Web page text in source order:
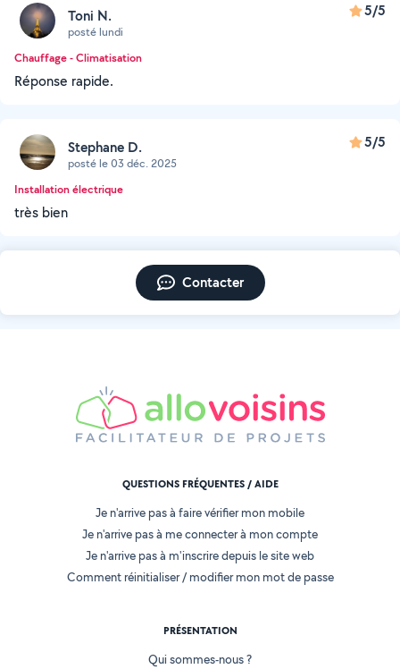
Toni N.
posté lundi
5/5
Chauffage - Climatisation
Réponse rapide.
Stephane D.
posté le 03 déc. 2025
5/5
Installation électrique
très bien
Contacter
QUESTIONS FRÉQUENTES / AIDE
Je n'arrive pas à faire vérifier mon mobile
Je n'arrive pas à me connecter à mon compte
Je n'arrive pas à m'inscrire depuis le site web
Comment réinitialiser / modifier mon mot de passe
PRÉSENTATION
Qui sommes-nous ?